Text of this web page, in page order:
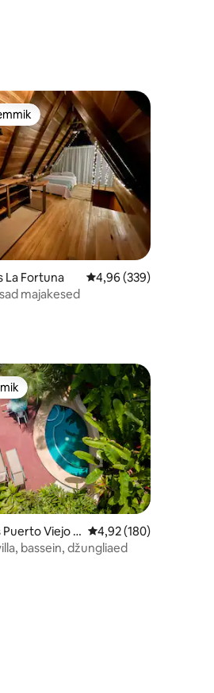
hinnangut
lemmik
La Fortuna Keskmine hinnang
4,96 (339)
majakesed
hinnangut
Puerto Viejo d Keskmine hinnang
4,92 (180)
bassein, džungliaed